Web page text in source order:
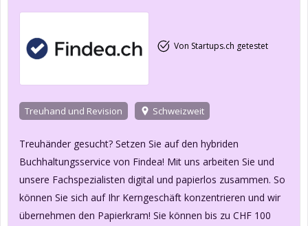
Von Startups.ch getestet
Treuhand und Revision Schweizweit
Treuhänder gesucht? Setzen Sie auf den hybriden
Buchhaltungsservice von Findea! Mit uns arbeiten Sie und
unsere Fachspezialisten digital und papierlos zusammen. So
können Sie sich auf Ihr Kerngeschäft konzentrieren und wir
übernehmen den Papierkram! Sie können bis zu CHF 100